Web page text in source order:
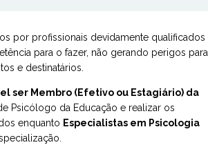
por profissionais devidamente qualificados
para o fazer, não gerando perigos para
e destinatários.
ser Membro (Efetivo ou Estagiário) da
Psicólogo da Educação e realizar os
enquanto Especialistas em Psicologia